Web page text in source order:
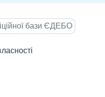
бази ЄДЕБО